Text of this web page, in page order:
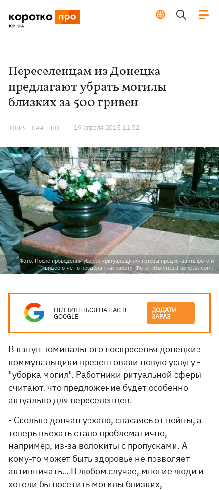
Переселенцам из Донецка
предлагают убрать могилы
близких за 500 гривен
ЮЛИЯ ТКАЧЕНКО 19 апреля 2015 11:52
Фото: После проведения уборки «ритуальщики» готовы предоставить фото и
видео отчет о проделанной работе. Фото: http://ritual-donetsk.com/
ПІДПИШІТЬСЯ НА НАС В
GOOGLE
ДОДАТИ
ЗАРАЗ
В канун поминального воскресенья донецкие
коммунальщики презентовали новую услугу -
"уборка могил". Работники ритуальной сферы
считают, что предложение будет особенно
актуально для переселенцев.
- Сколько дончан уехало, спасаясь от войны, а
теперь въехать стало проблематично,
например, из-за волокиты с пропусками. А
кому-то может быть здоровье не позволяет
активничать… В любом случае, многие люди и
хотели бы посетить могилы близких,